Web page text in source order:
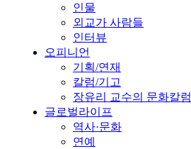
인물
외교가 사람들
인터뷰
오피니언
기획/연재
칼럼/기고
장유리 교수의 문화칼럼
글로벌라이프
역사·문화
연예